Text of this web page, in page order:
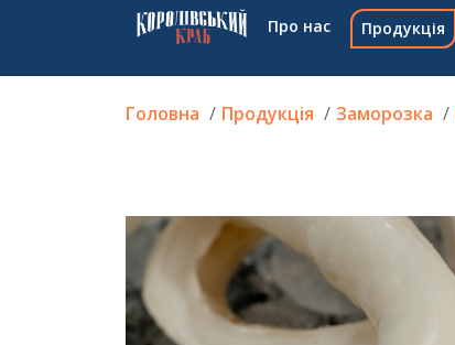
Про нас Продукція
Головна Продукція Заморозка